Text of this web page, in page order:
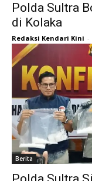
Polda Sultra
di Kolaka
Redaksi Kendari Kini -
Berita